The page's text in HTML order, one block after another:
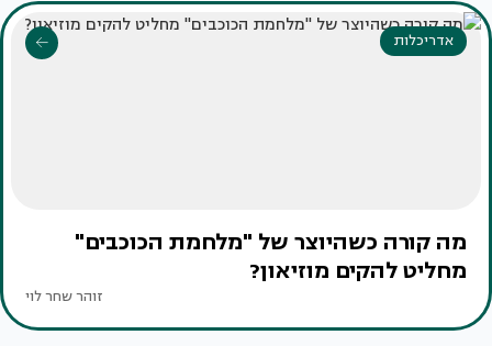
אדריכלות
מה קורה כשהיוצר של "מלחמת הכוכבים"
מחליט להקים מוזיאון?
זוהר שחר לוי